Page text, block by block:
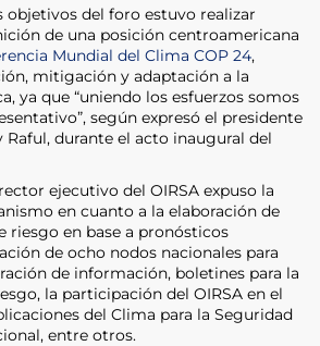
objetivos del foro estuvo realizar
de una posición centroamericana
Mundial del Clima COP 24,
mitigación y adaptación a la
ya que “uniendo los esfuerzos somos
según expresó el presidente
Raful, durante el acto inaugural del
ejecutivo del OIRSA expuso la
en cuanto a la elaboración de
riesgo en base a pronósticos
de ocho nodos nacionales para
de información, boletines para la
la participación del OIRSA en el
del Clima para la Seguridad
entre otros.